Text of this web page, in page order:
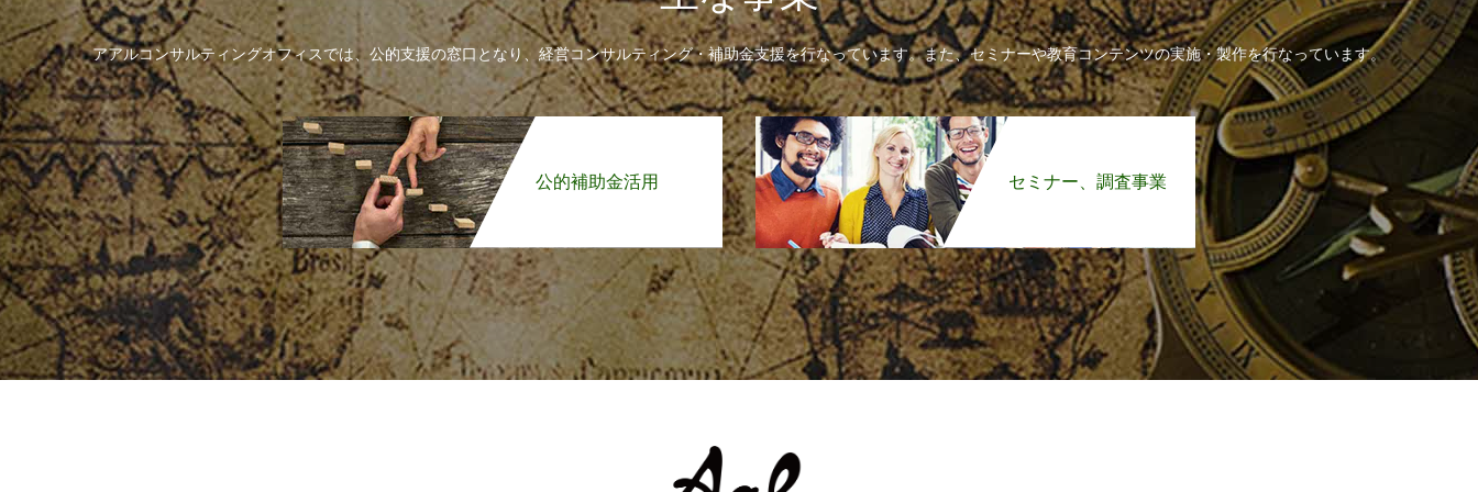
アアルコンサルティングオフィスでは、公的支援の窓口となり、経営コンサルティング・補助金支援を行なっています。また、セミナーや教育コンテンツの実施・製作を行なっています。
公的補助金活用 セミナー、調査事業